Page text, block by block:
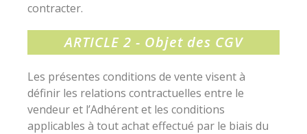
contracter.
ARTICLE 2 - Objet des CGV
Les présentes conditions de vente visent à
définir les relations contractuelles entre le
vendeur et l’Adhérent et les conditions
applicables à tout achat effectué par le biais du